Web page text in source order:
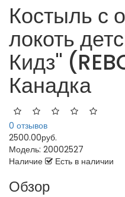
Костыль с
локоть
Кидз"
Канадка
0 отзывов
2500.00руб.
Модель: 20002527
Наличие
Есть в наличии
Обзор